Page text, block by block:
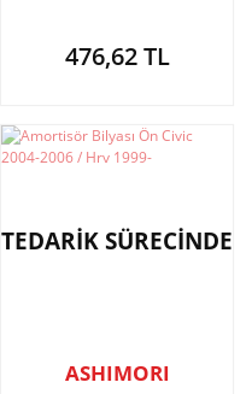
476,62 TL
TEDARİK SÜRECİNDE
ASHIMORI